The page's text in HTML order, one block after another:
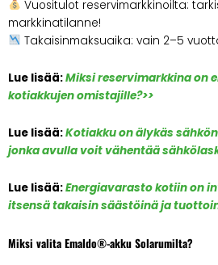
Vuositulot reservimarkkinoilta:
markkinatilanne!
Takaisinmaksuaika: vain 2–5
Lue lisää:Miksi reservimarkkina on
kotiakkujen omistajille?>>
Lue lisää:Kotiakku on älykäs
jonka avulla voit vähentää
Lue lisää:Energiavarasto kotiin on
itsensä takaisin säästöinä ja
Miksi valita Emaldo®-akku Solarumilta?